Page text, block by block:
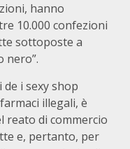
hanno
10.000 confezioni
sottoposte a
nero”.
i sexy shop
illegali, è
reato di commercio
e, pertanto, per